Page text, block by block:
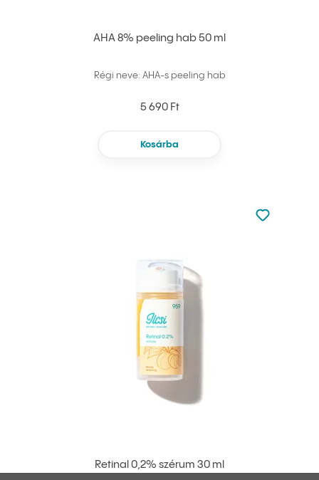
AHA 8% peeling hab 50 ml
Régi neve: AHA-s peeling hab
5 690 Ft
Kosárba
Retinal 0,2% szérum 30 ml
Nincsen
Hozzáadás